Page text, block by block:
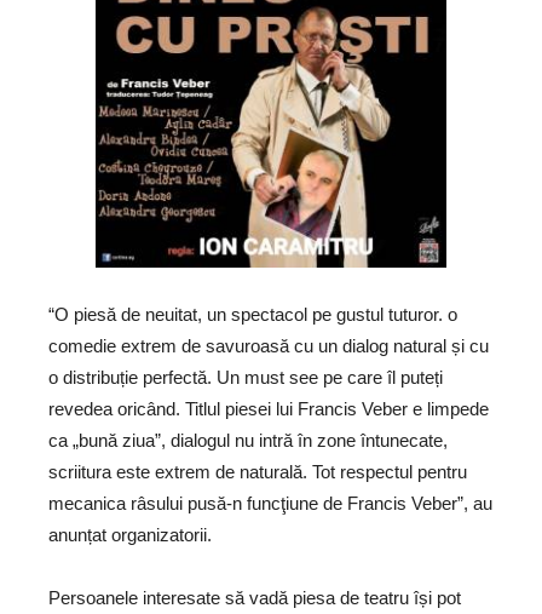
“O piesă de neuitat, un spectacol pe gustul tuturor. o
comedie extrem de savuroasă cu un dialog natural și cu
o distribuție perfectă. Un must see pe care îl puteți
revedea oricând. Titlul piesei lui Francis Veber e limpede
ca „bună ziua”, dialogul nu intră în zone întunecate,
scriitura este extrem de naturală. Tot respectul pentru
mecanica râsului pusă-n funcţiune de Francis Veber”, au
anunțat organizatorii.
Persoanele interesate să vadă piesa de teatru își pot